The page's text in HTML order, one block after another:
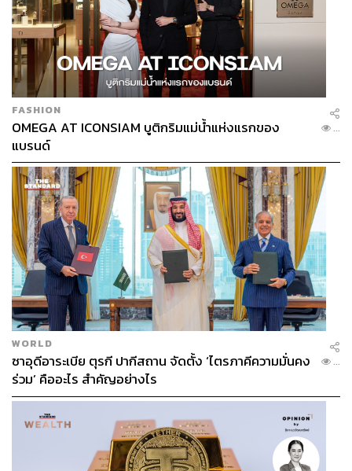
FASHION
OMEGA AT ICONSIAM บูติกริมแม่น้ำแห่งแรกของ
แบรนด์
...
WORLD
ซาอุดีอาระเบีย ตุรกี ปากีสถาน จัดตั้ง ‘ไตรภาคีความมั่นคง
ร่วม’ คืออะไร สำคัญอย่างไร
...